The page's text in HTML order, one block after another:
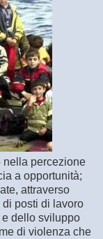
nella percezione
a opportunità;
attraverso
di posti di lavoro
dello sviluppo
di violenza che